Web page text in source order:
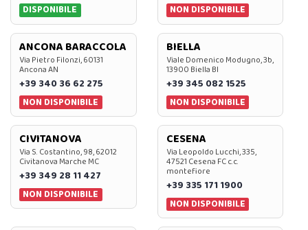
DISPONIBILE
NON DISPONIBILE
ANCONA BARACCOLA
Via Pietro Filonzi, 60131
Ancona AN
+39 340 36 62 275
NON DISPONIBILE
BIELLA
Viale Domenico Modugno, 3b,
13900 Biella BI
+39 345 082 1525
NON DISPONIBILE
CIVITANOVA
Via S. Costantino, 98, 62012
Civitanova Marche MC
+39 349 28 11 427
NON DISPONIBILE
CESENA
Via Leopoldo Lucchi, 335,
47521 Cesena FC c.c.
montefiore
+39 335 171 1900
NON DISPONIBILE